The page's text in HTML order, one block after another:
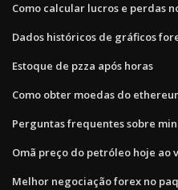
Como calcular lucros e perdas
Dados históricos de gráficos
Estoque de pzza após horas
Como obter moedas do
Perguntas frequentes sobre
Omã preço do petróleo hoje ao
Melhor negociação forex no